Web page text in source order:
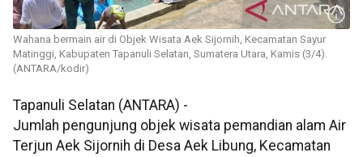
Wahana bermain air di Objek Wisata Aek Sijornih, Kecamatan Sayur
Matinggi, Kabupaten Tapanuli Selatan, Sumatera Utara, Kamis (3/4).
(ANTARA/kodir)
Tapanuli Selatan (ANTARA) -
Jumlah pengunjung objek wisata pemandian alam Air
Terjun Aek Sijornih di Desa Aek Libung, Kecamatan